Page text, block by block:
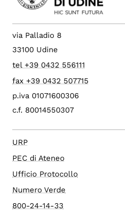
via Palladio 8
33100 Udine
tel +39 0432 556111
fax +39 0432 507715
p.iva 01071600306
c.f. 80014550307
URP
PEC di Ateneo
Ufficio Protocollo
Numero Verde
800-24-14-33